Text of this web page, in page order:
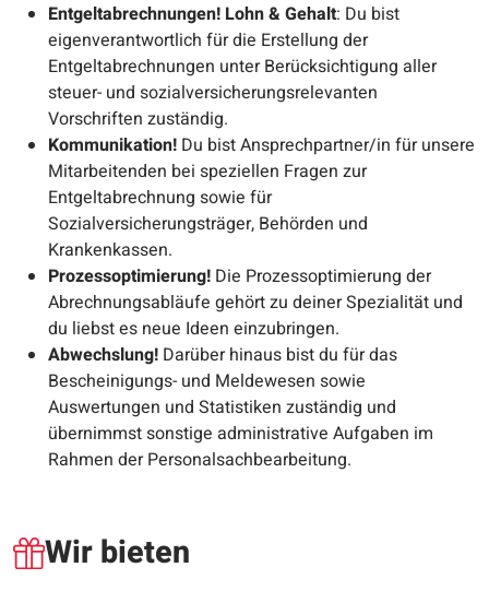
Entgeltabrechnungen! Lohn & Gehalt: Du bist
eigenverantwortlich für die Erstellung der
Entgeltabrechnungen unter Berücksichtigung aller
steuer- und sozialversicherungsrelevanten
Vorschriften zuständig.
Kommunikation! Du bist Ansprechpartner/in für unsere
Mitarbeitenden bei speziellen Fragen zur
Entgeltabrechnung sowie für
Sozialversicherungsträger, Behörden und
Krankenkassen.
Prozessoptimierung! Die Prozessoptimierung der
Abrechnungsabläufe gehört zu deiner Spezialität und
du liebst es neue Ideen einzubringen.
Abwechslung! Darüber hinaus bist du für das
Bescheinigungs- und Meldewesen sowie
Auswertungen und Statistiken zuständig und
übernimmst sonstige administrative Aufgaben im
Rahmen der Personalsachbearbeitung.
Wir bieten